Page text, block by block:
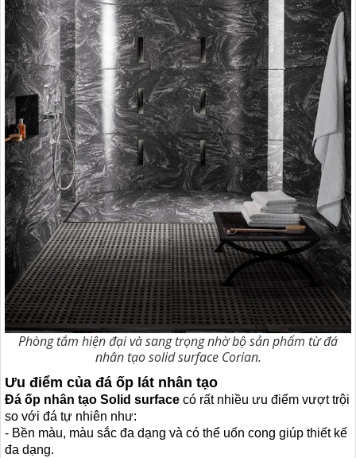
Phòng tắm hiện đại và sang trọng nhờ bộ sản phẩm từ đá
nhân tạo solid surface Corian.
Ưu điểm của đá ốp lát nhân tạo
Đá ốp nhân tạo Solid surface có rất nhiều ưu điểm vượt trội
so với đá tự nhiên như:
- Bền màu, màu sắc đa dạng và có thể uốn cong giúp thiết kế
đa dạng.